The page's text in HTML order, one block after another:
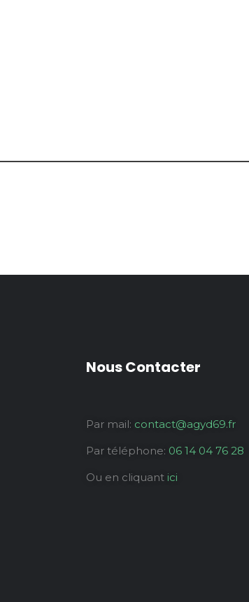
Nous Contacter
Par mail: contact@agyd69.fr
Par téléphone: 06 14 04 76 28
Ou en cliquant ici